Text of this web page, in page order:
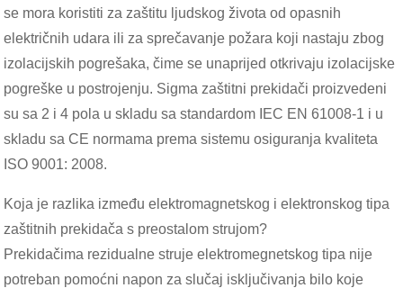
se mora koristiti za zaštitu ljudskog života od opasnih
električnih udara ili za sprečavanje požara koji nastaju zbog
izolacijskih pogrešaka, čime se unaprijed otkrivaju izolacijske
pogreške u postrojenju. Sigma zaštitni prekidači proizvedeni
su sa 2 i 4 pola u skladu sa standardom IEC EN 61008-1 i u
skladu sa CE normama prema sistemu osiguranja kvaliteta
ISO 9001: 2008.
Koja je razlika između elektromagnetskog i elektronskog tipa
zaštitnih prekidača s preostalom strujom?
Prekidačima rezidualne struje elektromegnetskog tipa nije
potreban pomoćni napon za slučaj isključivanja bilo koje